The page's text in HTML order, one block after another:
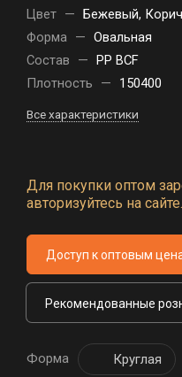
Цвет — Бежевый,
Форма — Овальная
Состав
— PP BCF
Плотность
— 150400
Все характеристики
Для покупки оптом
авторизуйтесь на сайте.
Доступ к оптовым
Рекомендованные
Форма Круглая